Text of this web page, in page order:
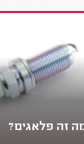
זה פלאגים?